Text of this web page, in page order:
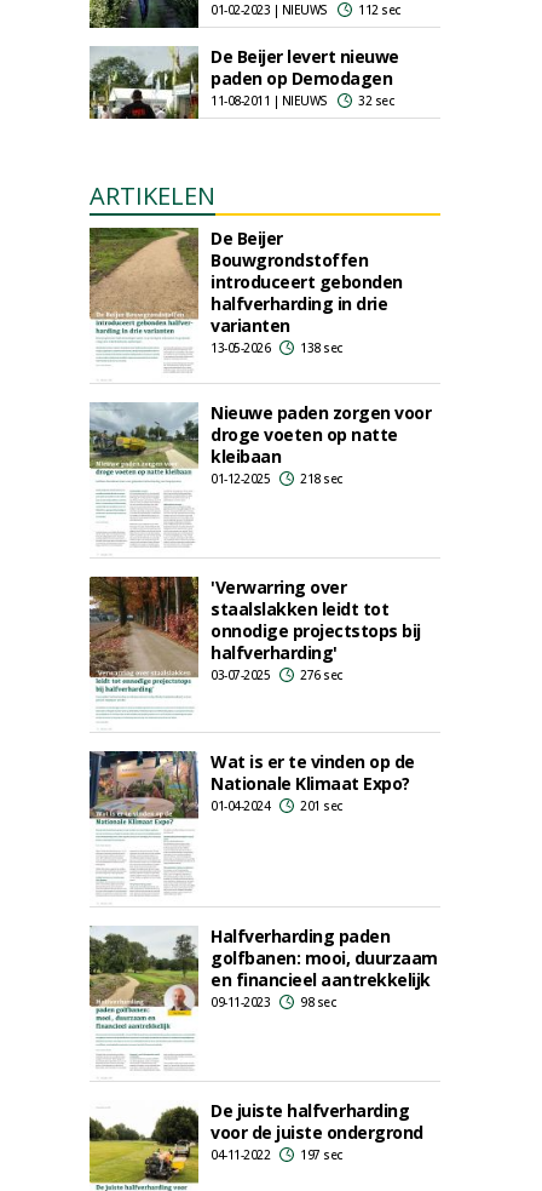
01-02-2023 | NIEUWS 112 sec
De Beijer levert nieuwe
paden op Demodagen
11-08-2011 | NIEUWS 32 sec
ARTIKELEN
De Beijer
Bouwgrondstoffen
introduceert gebonden
halfverharding in drie
varianten
13-05-2026 138 sec
Nieuwe paden zorgen voor
droge voeten op natte
kleibaan
01-12-2025 218 sec
'Verwarring over
staalslakken leidt tot
onnodige projectstops bij
halfverharding'
03-07-2025 276 sec
Wat is er te vinden op de
Nationale Klimaat Expo?
01-04-2024 201 sec
Halfverharding paden
golfbanen: mooi, duurzaam
en financieel aantrekkelijk
09-11-2023 98 sec
De juiste halfverharding
voor de juiste ondergrond
04-11-2022 197 sec